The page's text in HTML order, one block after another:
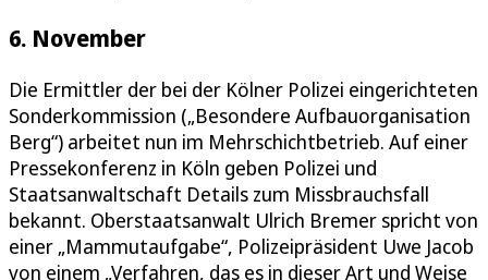
6. November
Die Ermittler der bei der Kölner Polizei eingerichteten
Sonderkommission („Besondere Aufbauorganisation
Berg“) arbeitet nun im Mehrschichtbetrieb. Auf einer
Pressekonferenz in Köln geben Polizei und
Staatsanwaltschaft Details zum Missbrauchsfall
bekannt. Oberstaatsanwalt Ulrich Bremer spricht von
einer „Mammutaufgabe“, Polizeipräsident Uwe Jacob
von einem „Verfahren, das es in dieser Art und Weise